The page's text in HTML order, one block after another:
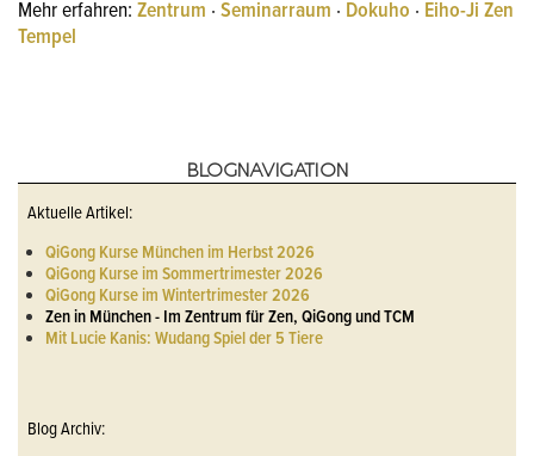
Mehr erfahren: Zentrum · Seminarraum · Dokuho · Eiho-Ji Zen
Tempel
BLOGNAVIGATION
Aktuelle Artikel:
QiGong Kurse München im Herbst 2026
QiGong Kurse im Sommertrimester 2026
QiGong Kurse im Wintertrimester 2026
Zen in München - Im Zentrum für Zen, QiGong und TCM
Mit Lucie Kanis: Wudang Spiel der 5 Tiere
Blog Archiv: